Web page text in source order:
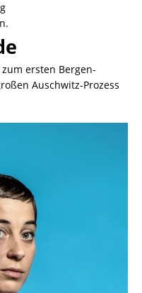
ersten Bergen-
Auschwitz-Prozess